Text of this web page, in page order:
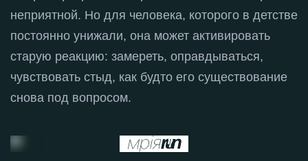
неприятной. Но для человека, которого в детстве
постоянно унижали, она может активировать
старую реакцию: замереть, оправдываться,
чувствовать стыд, как будто его существование
снова под вопросом.